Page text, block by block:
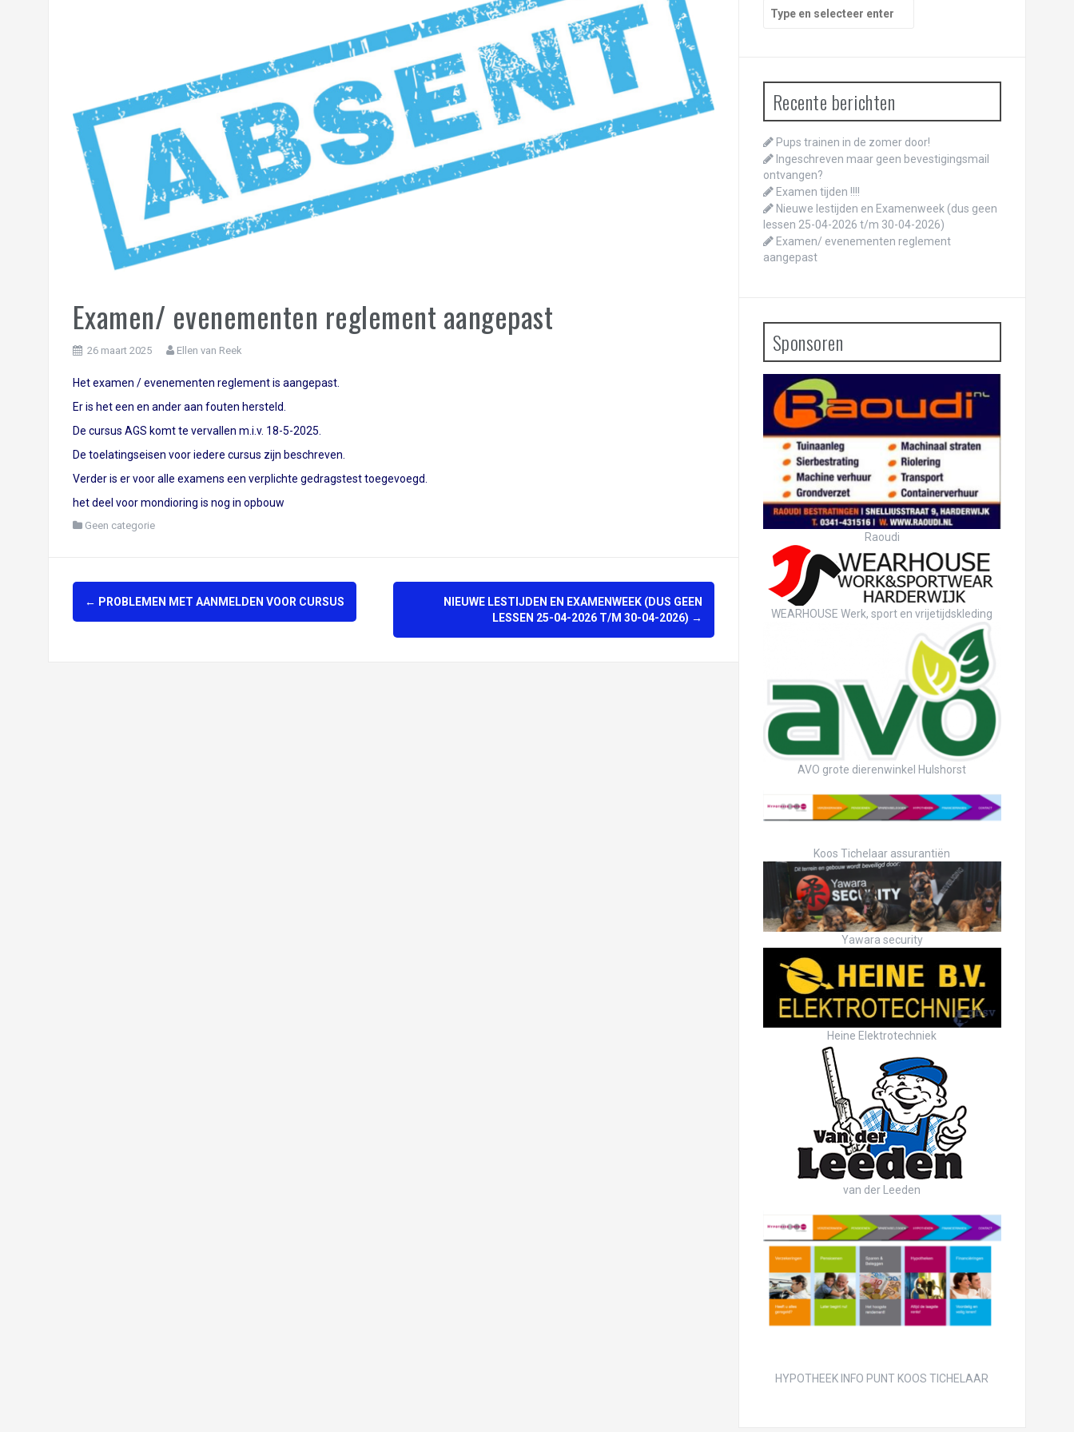
Examen/ evenementen reglement aangepast
26 maart 2025 Ellen van Reek
Het examen / evenementen reglement is aangepast.
Er is het een en ander aan fouten hersteld.
De cursus AGS komt te vervallen m.i.v. 18-5-2025.
De toelatingseisen voor iedere cursus zijn beschreven.
Verder is er voor alle examens een verplichte gedragstest toegevoegd.
het deel voor mondioring is nog in opbouw
Geen categorie
Berichtnavigatie
← PROBLEMEN MET AANMELDEN VOOR CURSUS
NIEUWE LESTIJDEN EN EXAMENWEEK (DUS GEEN
LESSEN 25-04-2026 T/M 30-04-2026) →
naar:
Recente berichten
Pups trainen in de zomer door!
Ingeschreven maar geen bevestigingsmail
ontvangen?
Examen tijden !!!!
Nieuwe lestijden en Examenweek (dus geen
lessen 25-04-2026 t/m 30-04-2026)
Examen/ evenementen reglement
aangepast
Sponsoren
Raoudi
WEARHOUSE Werk, sport en vrijetijdskleding
AVO grote dierenwinkel Hulshorst
Koos Tichelaar assurantiën
Yawara security
Heine Elektrotechniek
van der Leeden
HYPOTHEEK INFO PUNT KOOS TICHELAAR